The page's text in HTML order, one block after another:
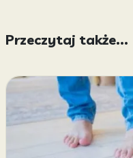
Przeczytaj także...